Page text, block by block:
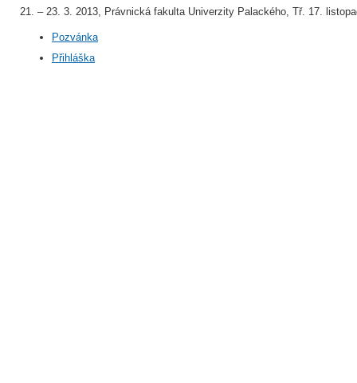
21. – 23. 3. 2013, Právnická fakulta Univerzity Palackého, Tř. 17.
Pozvánka
Přihláška